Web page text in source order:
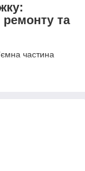
та
частина
та надають
та безпеки.
стяжку залежить
будівельний
стяжку: